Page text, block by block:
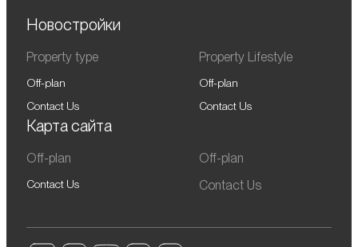
Новостройки
Property type
Off-plan
Contact Us
Property Lifestyle
Off-plan
Contact Us
Карта сайта
Off-plan
Contact Us
Off-plan
Contact Us